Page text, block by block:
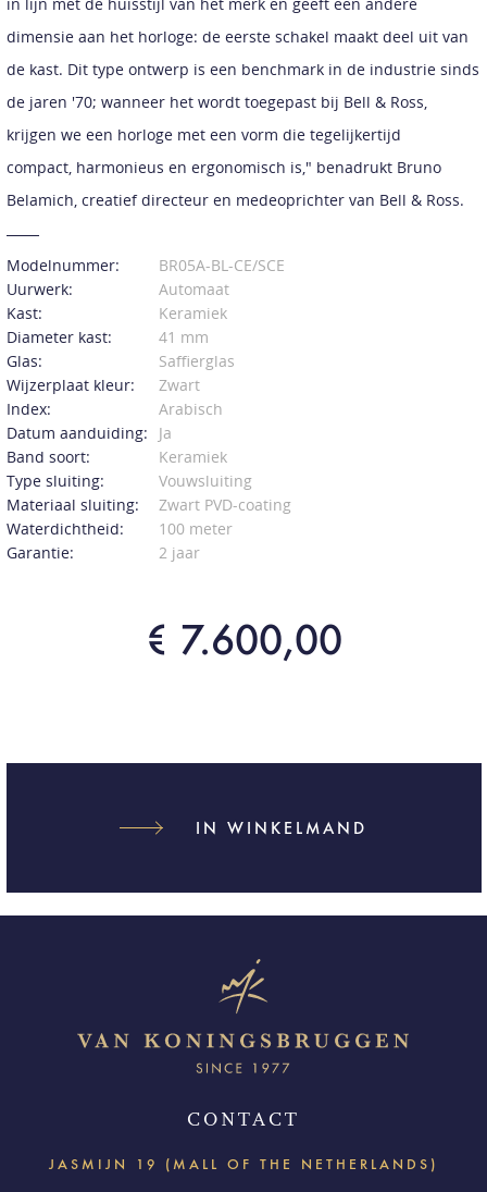
dimensie aan het horloge: de eerste schakel maakt deel uit van
de kast. Dit type ontwerp is een benchmark in de industrie sinds
de jaren '70; wanneer het wordt toegepast bij Bell & Ross,
krijgen we een horloge met een vorm die tegelijkertijd
compact, harmonieus en ergonomisch is," benadrukt Bruno
Belamich, creatief directeur en medeoprichter van Bell & Ross.
Modelnummer:
BR05A-BL-CE/SCE
Uurwerk:
Automaat
Kast:
Keramiek
Diameter kast:
41 mm
Glas:
Saffierglas
Wijzerplaat kleur:
Zwart
Index:
Arabisch
Datum aanduiding:
Ja
Band soort:
Keramiek
Type sluiting:
Vouwsluiting
Materiaal sluiting:
Zwart PVD-coating
Waterdichtheid:
100 meter
Garantie:
2 jaar
€ 7.600,00
IN WINKELMAND
CONTACT
JASMIJN 19 (MALL OF THE NETHERLANDS)